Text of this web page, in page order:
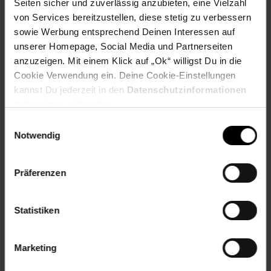
Seiten sicher und zuverlässig anzubieten, eine Vielzahl
von Services bereitzustellen, diese stetig zu verbessern
sowie Werbung entsprechend Deinen Interessen auf
unserer Homepage, Social Media und Partnerseiten
anzuzeigen. Mit einem Klick auf „Ok“ willigst Du in die
Cookie Verwendung ein. Deine Cookie-Einstellungen
kannst Du jederzeit in den Datenschutzinformationen
Notwendig
Präferenzen
Statistiken
Marketing
Artikel gehört zur Kategorie:Bilder & Bilderrahmen
Versandinformationen
Fußzeile
Weitere Online-Angebote
Netto Reisen Weinwelt